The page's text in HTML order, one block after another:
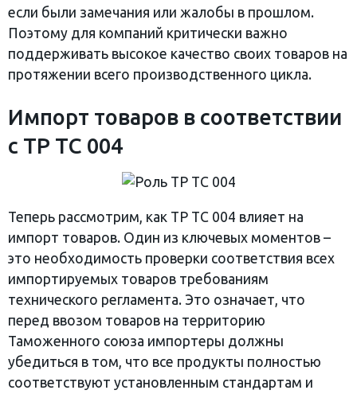
если были замечания или жалобы в прошлом.
Поэтому для компаний критически важно
поддерживать высокое качество своих товаров на
протяжении всего производственного цикла.
Импорт товаров в соответствии
с ТР ТС 004
Теперь рассмотрим, как ТР ТС 004 влияет на
импорт товаров. Один из ключевых моментов –
это необходимость проверки соответствия всех
импортируемых товаров требованиям
технического регламента. Это означает, что
перед ввозом товаров на территорию
Таможенного союза импортеры должны
убедиться в том, что все продукты полностью
соответствуют установленным стандартам и